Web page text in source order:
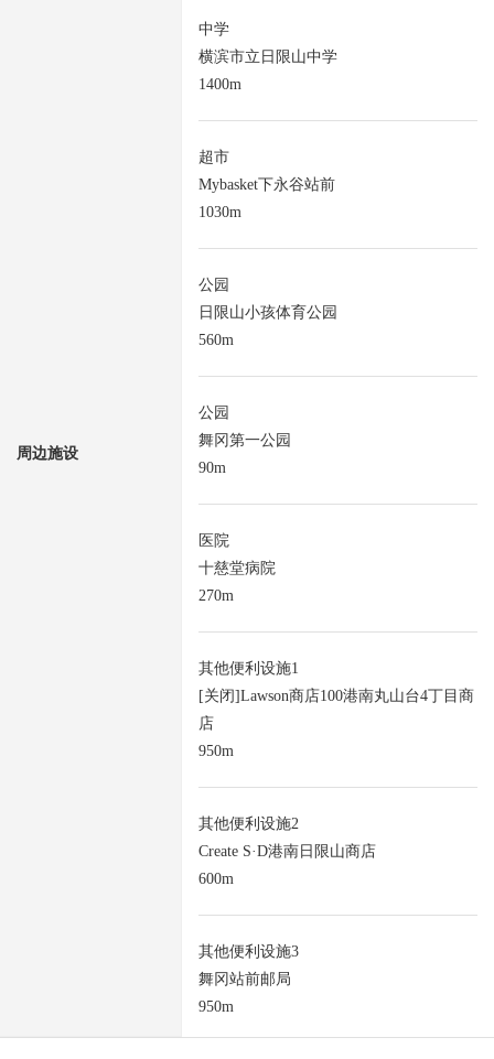
周边施设
中学
横滨市立日限山中学
1400m
超市
Mybasket下永谷站前
1030m
公园
日限山小孩体育公园
560m
公园
舞冈第一公园
90m
医院
十慈堂病院
270m
其他便利设施1
[关闭]Lawson商店100港南丸山台4丁目商
店
950m
其他便利设施2
Create S·D港南日限山商店
600m
其他便利设施3
舞冈站前邮局
950m